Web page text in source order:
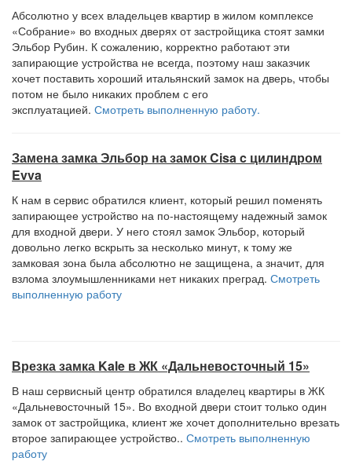
Абсолютно у всех владельцев квартир в жилом комплексе
«Собрание» во входных дверях от застройщика стоят замки
Эльбор Рубин. К сожалению, корректно работают эти
запирающие устройства не всегда, поэтому наш заказчик
хочет поставить хороший итальянский замок на дверь, чтобы
потом не было никаких проблем с его
эксплуатацией. Смотреть выполненную работу.
Замена замка Эльбор на замок Cisa c цилиндром
Evva
К нам в сервис обратился клиент, который решил поменять
запирающее устройство на по-настоящему надежный замок
для входной двери. У него стоял замок Эльбор, который
довольно легко вскрыть за несколько минут, к тому же
замковая зона была абсолютно не защищена, а значит, для
взлома злоумышленниками нет никаких преград. Смотреть
выполненную работу
Врезка замка Kale в ЖК «Дальневосточный 15»
В наш сервисный центр обратился владелец квартиры в ЖК
«Дальневосточный 15». Во входной двери стоит только один
замок от застройщика, клиент же хочет дополнительно врезать
второе запирающее устройство.. Смотреть выполненную
работу